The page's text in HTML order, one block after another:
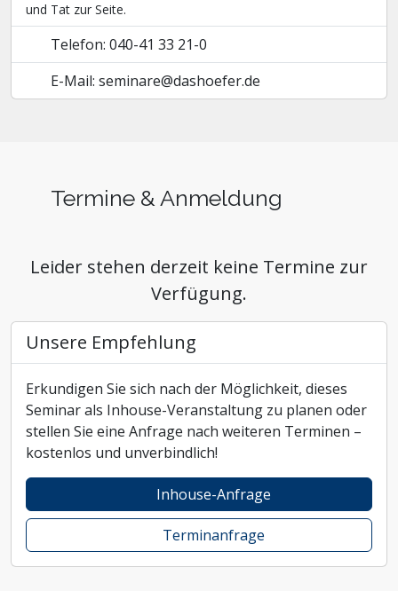
und Tat zur Seite.
Telefon: 040-41 33 21-0
E-Mail: seminare@dashoefer.de
Termine & Anmeldung
Leider stehen derzeit keine Termine zur
Verfügung.
Unsere Empfehlung
Erkundigen Sie sich nach der Möglichkeit, dieses
Seminar als Inhouse-Veranstaltung zu planen oder
stellen Sie eine Anfrage nach weiteren Terminen –
kostenlos und unverbindlich!
Inhouse-Anfrage
Terminanfrage